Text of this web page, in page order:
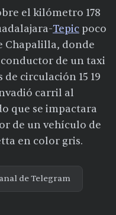
el kilómetro 178
Tepic poco
Chapalilla, donde
de un taxi
circulación 15 19
carril al
que se impactara
de un vehículo de
en color gris.
de Telegram